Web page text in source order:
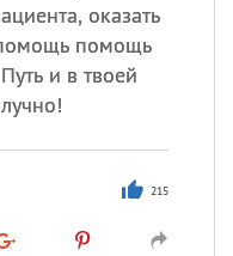
оказать
помощь
и в твоей
215
празднуют именины
, Теодор,Федор
значениеи